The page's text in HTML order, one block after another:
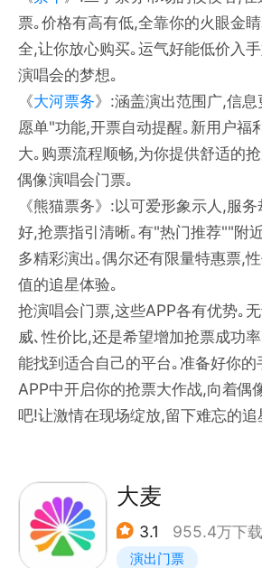
票｡价格有高有低,全靠你的火眼金
全,让你放心购买｡运气好能低价入
演唱会的梦想｡
《大河票务》:涵盖演出范围广,信
愿单"功能,开票自动提醒｡新用户福
大｡购票流程顺畅,为你提供舒适的
偶像演唱会门票｡
《熊猫票务》:以可爱形象示人,服
好,抢票指引清晰｡有"热门推荐""附
多精彩演出｡偶尔还有限量特惠票,
值的追星体验｡
抢演唱会门票,这些APP各有优势｡
威､性价比,还是希望增加抢票成功
能找到适合自己的平台｡准备好你
APP中开启你的抢票大作战,向着偶
吧!让激情在现场绽放,留下难忘的追
大麦
3.1 955.4万下载
演出门票